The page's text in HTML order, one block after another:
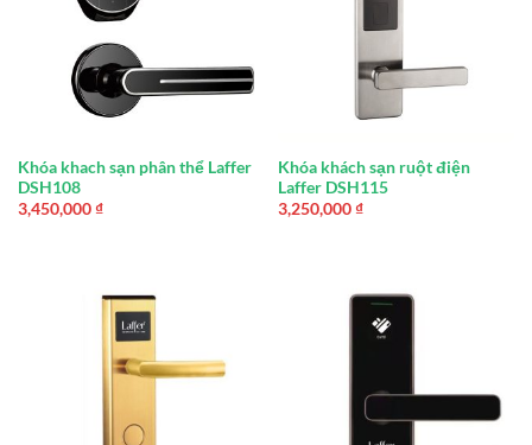
Khóa khach sạn phân thể Laffer
DSH108
3,450,000 ₫
Khóa khách sạn ruột điện
Laffer DSH115
3,250,000 ₫